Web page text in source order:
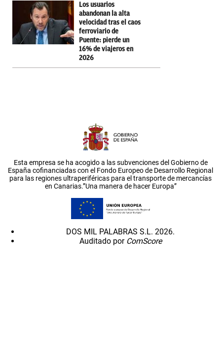
Los usuarios
abandonan la alta
velocidad tras el caos
ferroviario de
Puente: pierde un
16% de viajeros en
2026
Esta empresa se ha acogido a las subvenciones del Gobierno de
España cofinanciadas con el Fondo Europeo de Desarrollo Regional
para las regiones ultraperiféricas para el transporte de mercancías
en Canarias.”Una manera de hacer Europa”
DOS MIL PALABRAS S.L. 2026.
Auditado por ComScore